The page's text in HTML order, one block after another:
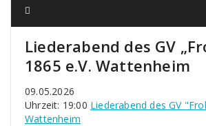
Liederabend des GV
1865 e.V. Wattenheim
09.05.2026
Uhrzeit: 19:00 Liederabend des GV
Wattenheim